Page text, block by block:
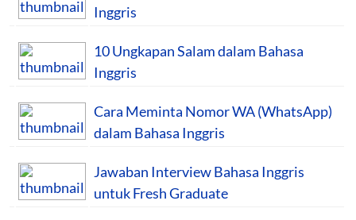
Inggris
10 Ungkapan Salam dalam Bahasa
Inggris
Cara Meminta Nomor WA (WhatsApp)
dalam Bahasa Inggris
Jawaban Interview Bahasa Inggris
untuk Fresh Graduate